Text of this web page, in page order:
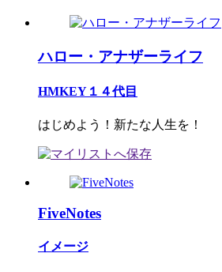
ハロー・アナザーライフ
HMKEY１４代目
はじめよう！新たな人生を！
FiveNotes
イメージ